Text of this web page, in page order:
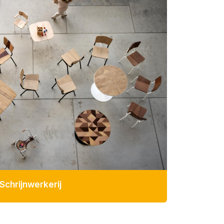
Schrijnwerkerij